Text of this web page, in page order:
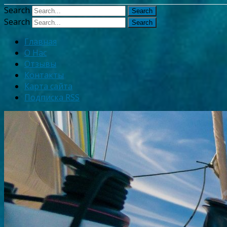
Search
Search
Главная
О Нас
Отзывы
Контакты
Карта сайта
Подписка RSS
Узнать больше. Хорошо,